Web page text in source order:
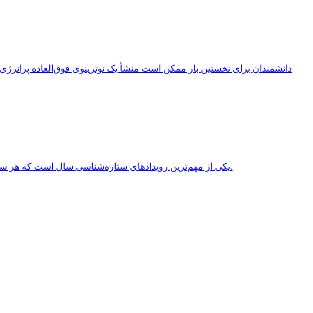
انقلاب تابستانی (Summer Solstice) یکی از مهم‌ترین رویدادهای ستاره‌شناسی سال است که هر سال در نیمکره شمالی معمولاً در روزهای 20 یا 21 ژوئن برابر با 31 خرداد یا 1 تیر روی می‌دهد.